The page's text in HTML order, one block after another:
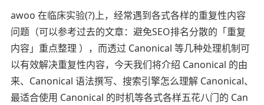
awoo 在临床实验(?)上，经常遇到各式各样的重复性内容
问题（可以参考过去的文章：避免SEO排名分散的「重复
内容」重点整理 ），而透过 Canonical 等几种处理机制可
以有效解决重复性内容，今天我们将介绍 Canonical 的由
来、Canonical 语法撰写、搜索引擎怎么理解 Canonical、
最适合使用 Canonical 的时机等各式各样五花八门的 Can